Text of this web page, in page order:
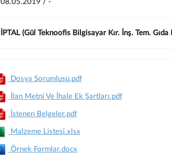
08.05.2019 / -
İPTAL (Gül Teknoofis Bilgisayar Kır. İnş. Tem.
Dosya Sorumlusu.pdf
İlan Metni Ve İhale Ek Şartları.pdf
İstenen Belgeler.pdf
Malzeme Listesi.xlsx
Örnek Formlar.docx